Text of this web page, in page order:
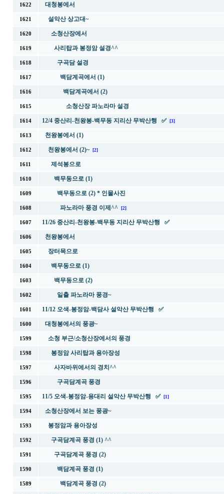
1622 대청봉에서
1621 설악산 상고대~
1620 소청산장에서
1619 사리탑과 봉정암 설경^^
1618 구곡담 설경
1617 백담계곡에서 (1)
1616 백담계곡에서 (2)
1615 소청산장 파노라마 설경
1614 12/4 중산리-천왕봉-백무동 지리산 무박산행 ✅ [3]
1613 천왕봉에서 (1)
1612 천왕봉에서 (2)~ [2]
1611 제석봉으로
1610 백무동으로 (1)
1609 백무동으로 (2) * 인물사진
1608 파노라마 풍경 이제^^ [2]
1607 11/26 중산리-천왕봉-백무동 지리산 무박산행 ✅
1606 천왕봉에서
1605 장터목으로
1604 백무동으로 (1)
1603 백무동으로 (2)
1602 일출 파노라마 풍경~
1601 11/12 오색-봉정암-백담사 설악산 무박산행 ✅
1600 대청봉에서의 풍광~
1599 소청 부근/소청산장에서의 풍경
1598 봉정암 사리탑과 용아장성
1597 사자바위에서의 경치^^
1596 구곡담계곡 풍경
1595 11/5 오색-봉정암-용대리 설악산 무박산행 ✅ [1]
1594 소청산장에서 보는 풍광~
1593 봉정암과 용아장성
1592 구곡담계곡 풍경 (1) ^^
1591 구곡담계곡 풍경 (2)
1590 백담계곡 풍경 (1)
1589 백담계곡 풍경 (2)